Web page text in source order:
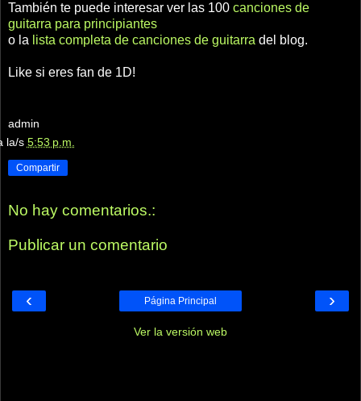
También te puede interesar ver las 100 canciones de
guitarra para principiantes
o la lista completa de canciones de guitarra del blog.
Like si eres fan de 1D!
admin
la/s 5:53 p.m.
Compartir
No hay comentarios.:
Publicar un comentario
‹ ›
Página Principal
Ver la versión web